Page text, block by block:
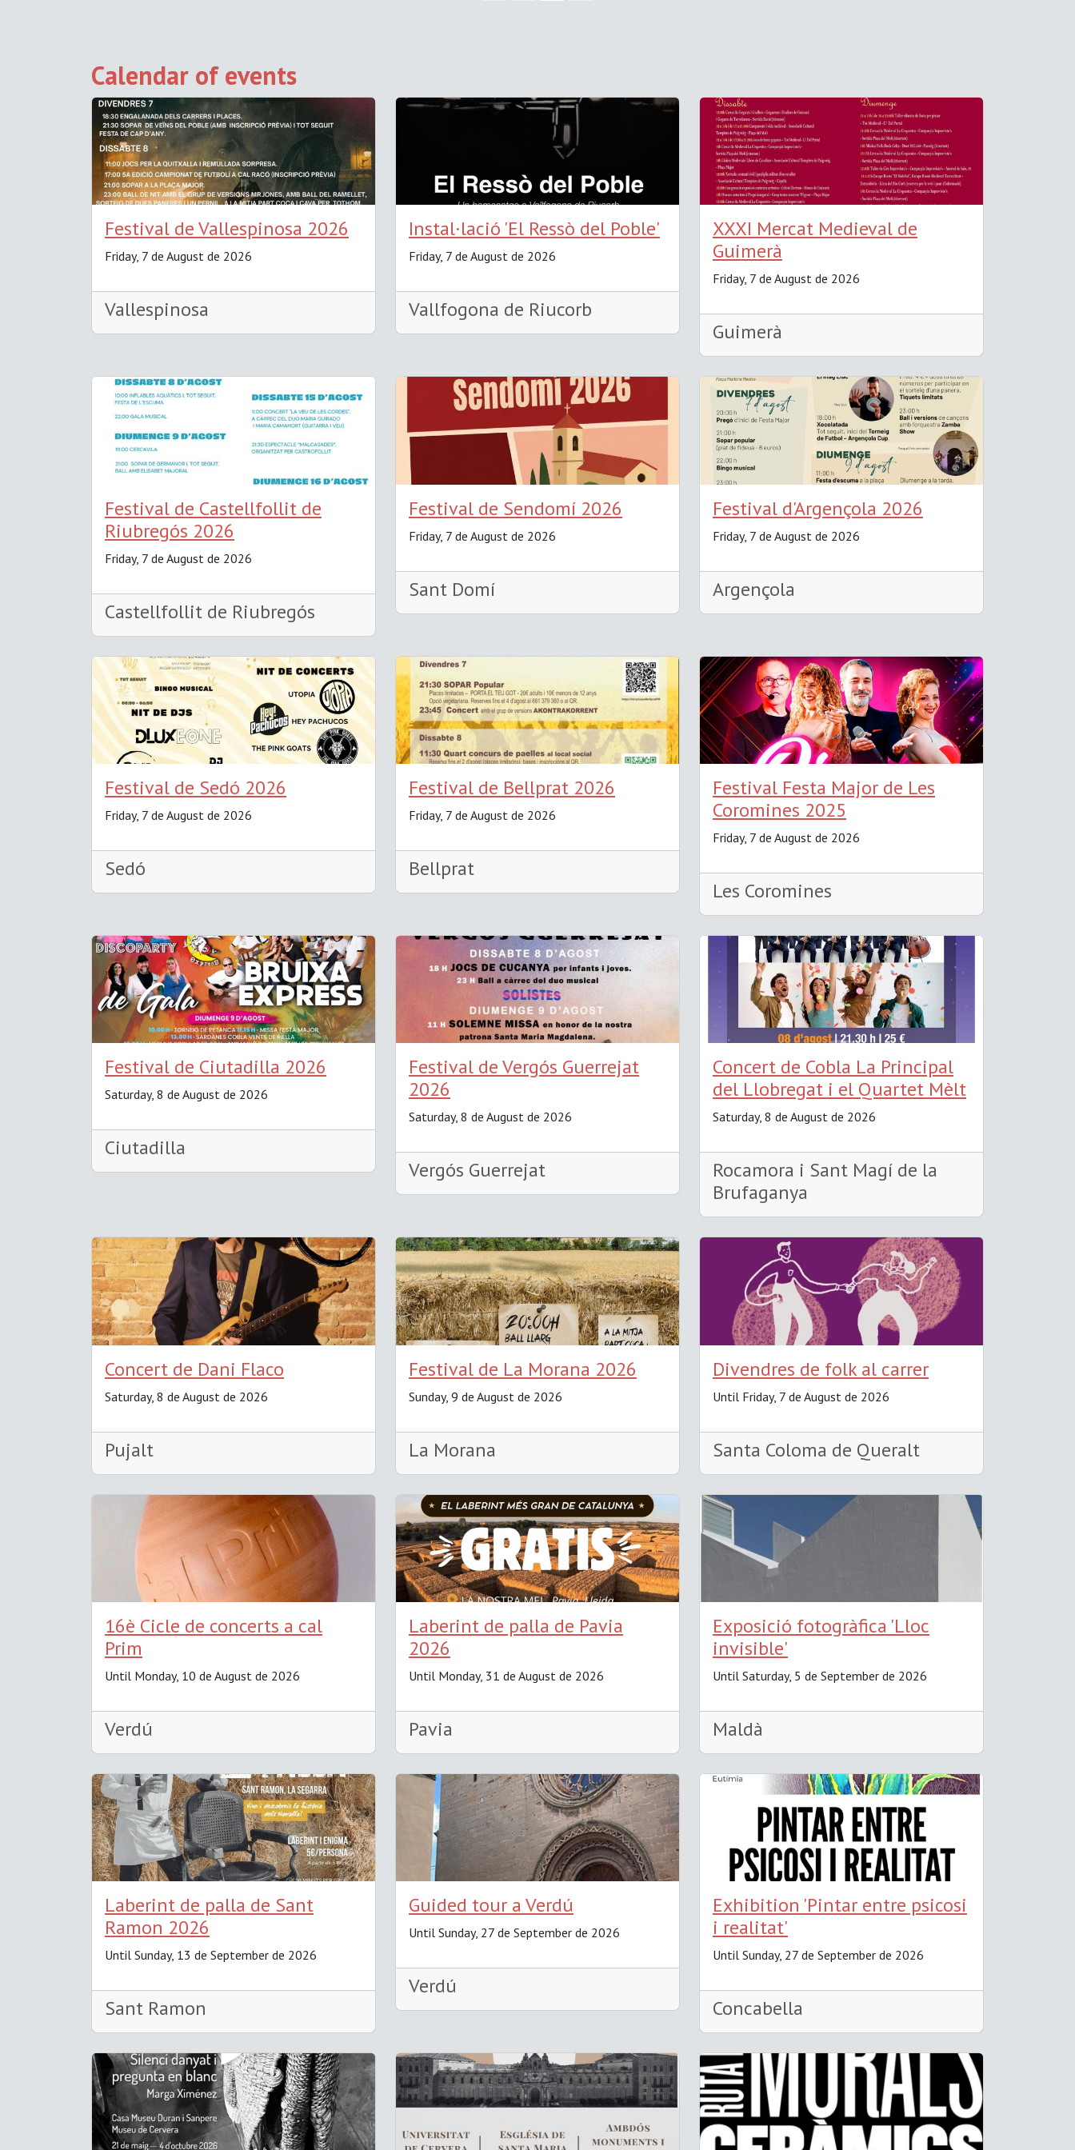
Calendar of events
Festival de Vallespinosa 2026
Friday, 7 de August de 2026
Vallespinosa
Instal·lació 'El Ressò del Poble'
Friday, 7 de August de 2026
Vallfogona de Riucorb
XXXI Mercat Medieval de
Guimerà
Friday, 7 de August de 2026
Guimerà
Festival de Castellfollit de
Riubregós 2026
Friday, 7 de August de 2026
Castellfollit de Riubregós
Festival de Sendomí 2026
Friday, 7 de August de 2026
Sant Domí
Festival d'Argençola 2026
Friday, 7 de August de 2026
Argençola
Festival de Sedó 2026
Friday, 7 de August de 2026
Sedó
Festival de Bellprat 2026
Friday, 7 de August de 2026
Bellprat
Festival Festa Major de Les
Coromines 2025
Friday, 7 de August de 2026
Les Coromines
Festival de Ciutadilla 2026
Saturday, 8 de August de 2026
Ciutadilla
Festival de Vergós Guerrejat
2026
Saturday, 8 de August de 2026
Vergós Guerrejat
Concert de Cobla La Principal
del Llobregat i el Quartet Mèlt
Saturday, 8 de August de 2026
Rocamora i Sant Magí de la
Brufaganya
Concert de Dani Flaco
Saturday, 8 de August de 2026
Pujalt
Festival de La Morana 2026
Sunday, 9 de August de 2026
La Morana
Divendres de folk al carrer
Until Friday, 7 de August de 2026
Santa Coloma de Queralt
16è Cicle de concerts a cal
Prim
Until Monday, 10 de August de 2026
Verdú
Laberint de palla de Pavia
2026
Until Monday, 31 de August de 2026
Pavia
Exposició fotogràfica 'Lloc
invisible'
Until Saturday, 5 de September de 2026
Maldà
Laberint de palla de Sant
Ramon 2026
Until Sunday, 13 de September de 2026
Sant Ramon
Guided tour a Verdú
Until Sunday, 27 de September de 2026
Verdú
Exhibition 'Pintar entre psicosi
i realitat'
Until Sunday, 27 de September de 2026
Concabella